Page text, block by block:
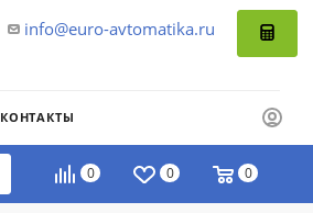
info@euro-avtomatika.ru
КОНТАКТЫ
0 0 0